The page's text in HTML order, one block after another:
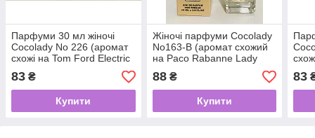
Парфуми 30 мл жіночі
Cocolady No 226 (аромат
схожі на Tom Ford Electric
Cherry)
83 ₴
Купити
Жіночі парфуми Cocolady
No163-В (аромат схожий
на Paco Rabanne Lady
Million) 60 мл
88₴
Купити
83